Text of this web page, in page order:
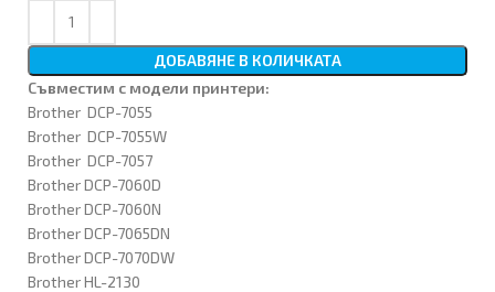
ДОБАВЯНЕ В КОЛИЧКАТА
Съвместим с модели принтери:
Brother DCP-7055
Brother DCP-7055W
Brother DCP-7057
Brother DCP-7060D
Brother DCP-7060N
Brother DCP-7065DN
Brother DCP-7070DW
Brother HL-2130